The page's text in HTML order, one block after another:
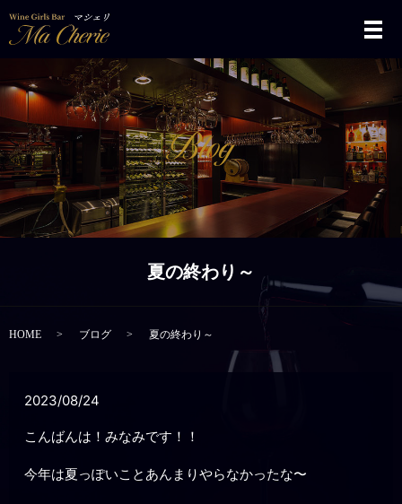
メ
夏の終わり～
HOME ブログ 夏の終わり～
2023/08/24
こんばんは！みなみです！！
今年は夏っぽいことあんまりやらなかったな〜